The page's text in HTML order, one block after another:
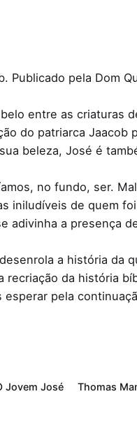
Publicado pela Dom
entre as criaturas
do patriarca Jaacob
beleza, José é
no fundo, ser.
iniludíveis de quem
adivinha a presença
a história da
da história
pela
Jovem José Thomas